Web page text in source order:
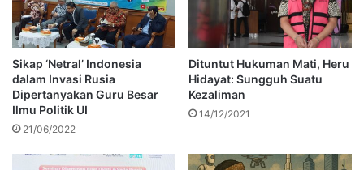
Sikap ‘Netral’ Indonesia
dalam Invasi Rusia
Dipertanyakan Guru Besar
Ilmu Politik UI
21/06/2022
Dituntut Hukuman Mati, Heru
Hidayat: Sungguh Suatu
Kezaliman
14/12/2021